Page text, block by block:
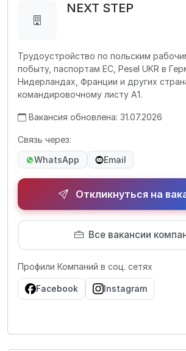
NEXT STEP
Трудоустройство по польским
побыту, паспортам ЕС, Pesel UKR в
Нидерландах, Франции и других
командировочному листу А1.
Вакансия обновлена: 31.07.2026
Связь через:
WhatsApp
Email
Откликнуться на
Все вакансии
Профили Компаний в соц. сетях
Facebook Instagram